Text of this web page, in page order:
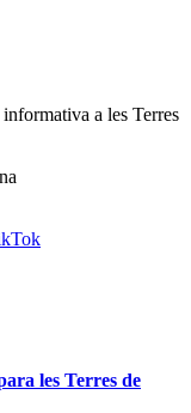
a les Terres
les Terres de